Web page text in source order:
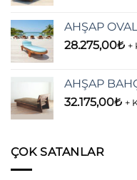
AHŞAP
28.275,00₺ +
AHŞAP
32.175,00₺ +
ÇOK SATANLAR